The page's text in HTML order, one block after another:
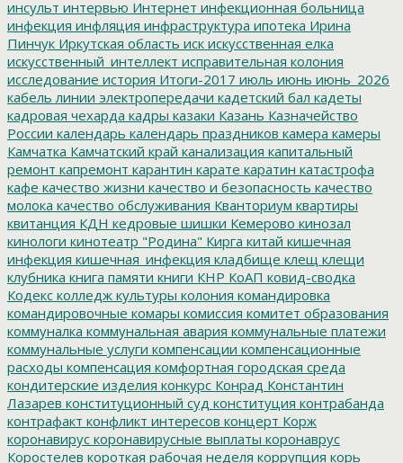
инсульт интервью Интернет инфекционная больница
инфекция инфляция инфраструктура ипотека Ирина
Пинчук Иркутская область иск искусственная елка
искусственный_интеллект исправительная колония
исследование история Итоги-2017 июль июнь июнь_2026
кабель линии электропередачи кадетский бал кадеты
кадровая чехарда кадры казаки Казань Казначейство
России календарь календарь праздников камера камеры
Камчатка Камчатский край канализация капитальный
ремонт капремонт карантин карате каратин катастрофа
кафе качество жизни качество и безопасность качество
молока качество обслуживания Кванториум квартиры
квитанция КДН кедровые шишки Кемерово кинозал
кинологи кинотеатр "Родина" Кирга китай кишечная
инфекция кишечная_инфекция кладбище клещ клещи
клубника книга памяти книги КНР КоАП ковид-сводка
Кодекс колледж культуры колония командировка
командировочные комары комиссия комитет образования
коммуналка коммунальная авария коммунальные платежи
коммунальные услуги компенсации компенсационные
расходы компенсация комфортная городская среда
кондитерские изделия конкурс Конрад Константин
Лазарев конституционный суд конституция контрабанда
контрафакт конфликт интересов концерт Корж
коронавирус коронавирусные выплаты коронаврус
Коростелев короткая рабочая неделя коррупция корь